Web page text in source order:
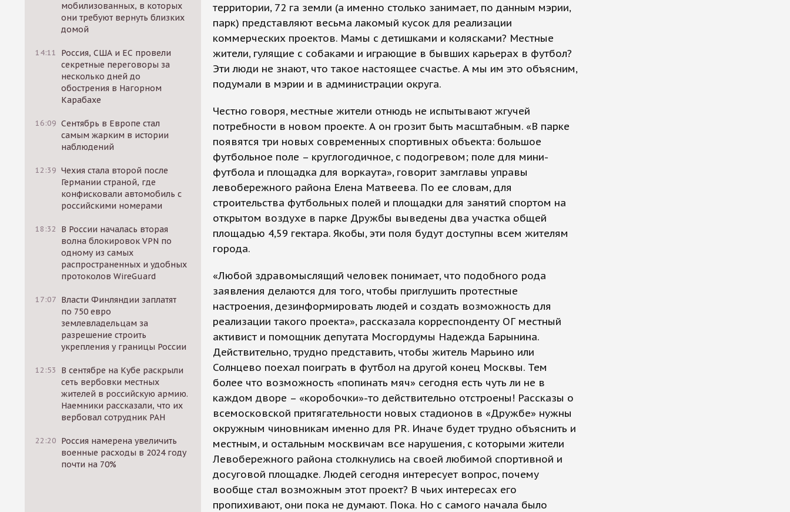
мобилизованных, в которых
они требуют вернуть близких
домой
14:11
Россия, США и ЕС провели
секретные переговоры за
несколько дней до
обострения в Нагорном
Карабахе
16:09 Сентябрь в Европе стал
самым жарким в истории
наблюдений
12:39 Чехия стала второй после
Германии страной, где
конфисковали автомобиль с
российскими номерами
18:32
В России началась вторая
волна блокировок VPN по
одному из самых
распространенных и удобных
протоколов WireGuard
17:07 Власти Финляндии заплатят
по 750 евро
землевладельцам за
разрешение строить
укрепления у границы России
12:53
В сентябре на Кубе раскрыли
сеть вербовки местных
жителей в российскую армию.
Наемники рассказали, что их
вербовал сотрудник РАН
22:20 Россия намерена увеличить
военные расходы в 2024 году
почти на 70%
территории, 72 га земли (а именно столько занимает, по данным мэрии,
парк) представляют весьма лакомый кусок для реализации
коммерческих проектов. Мамы с детишками и колясками? Местные
жители, гулящие с собаками и играющие в бывших карьерах в футбол?
Эти люди не знают, что такое настоящее счастье. А мы им это объясним,
подумали в мэрии и в администрации округа.
Честно говоря, местные жители отнюдь не испытывают жгучей
потребности в новом проекте. А он грозит быть масштабным. «В парке
появятся три новых современных спортивных объекта: большое
футбольное поле – круглогодичное, с подогревом; поле для мини-
футбола и площадка для воркаута», говорит замглавы управы
левобережного района Елена Матвеева. По ее словам, для
строительства футбольных полей и площадки для занятий спортом на
открытом воздухе в парке Дружбы выведены два участка общей
площадью 4,59 гектара. Якобы, эти поля будут доступны всем жителям
города.
«Любой здравомыслящий человек понимает, что подобного рода
заявления делаются для того, чтобы приглушить протестные
настроения, дезинформировать людей и создать возможность для
реализации такого проекта», рассказала корреспонденту ОГ местный
активист и помощник депутата Мосгордумы Надежда Барынина.
Действительно, трудно представить, чтобы житель Марьино или
Солнцево поехал поиграть в футбол на другой конец Москвы. Тем
более что возможность «попинать мяч» сегодня есть чуть ли не в
каждом дворе – «коробочки»-то действительно отстроены! Рассказы о
всемосковской притягательности новых стадионов в «Дружбе» нужны
окружным чиновникам именно для PR. Иначе будет трудно объяснить и
местным, и остальным москвичам все нарушения, с которыми жители
Левобережного района столкнулись на своей любимой спортивной и
досуговой площадке. Людей сегодня интересует вопрос, почему
вообще стал возможным этот проект? В чьих интересах его
пропихивают, они пока не думают. Пока. Но с самого начала было